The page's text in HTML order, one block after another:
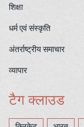
शिक्षा
धर्म एवं संस्कृति
अंतर्राष्ट्रीय समाचार
व्यापार
टैग क्लाउड